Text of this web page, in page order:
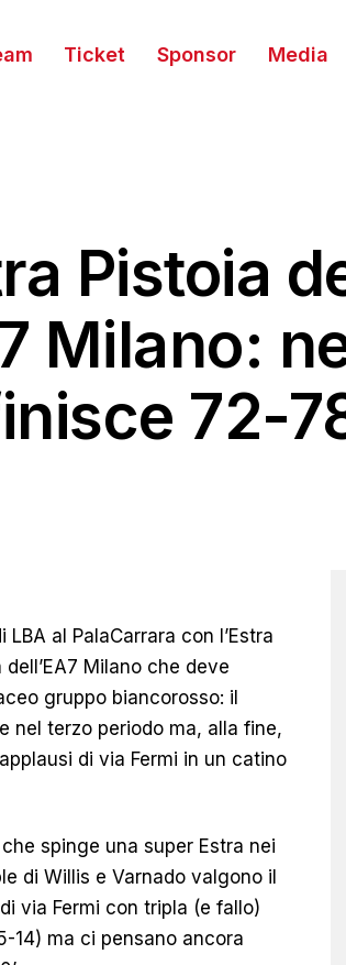
Ticket Sponsor Media
Pistoia
Milano:
72-
al PalaCarrara con l’Estra
Milano che deve
gruppo biancorosso: il
nel terzo periodo ma, alla fine,
di via Fermi in un catino
spinge una super Estra nei
di Willis e Varnado valgono il
via Fermi con tripla (e fallo)
14) ma ci pensano ancora